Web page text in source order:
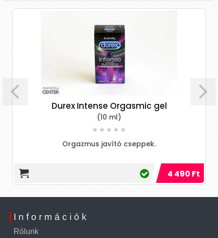
Durex Intense Orgasmic gel
(10 ml)
Orgazmus javító cseppek.
4 490 Ft
Információk
Rólunk